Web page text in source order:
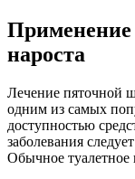
Применение
нароста
Лечение пяточной
одним из самых
доступностью
заболевания
Обычное туалетное